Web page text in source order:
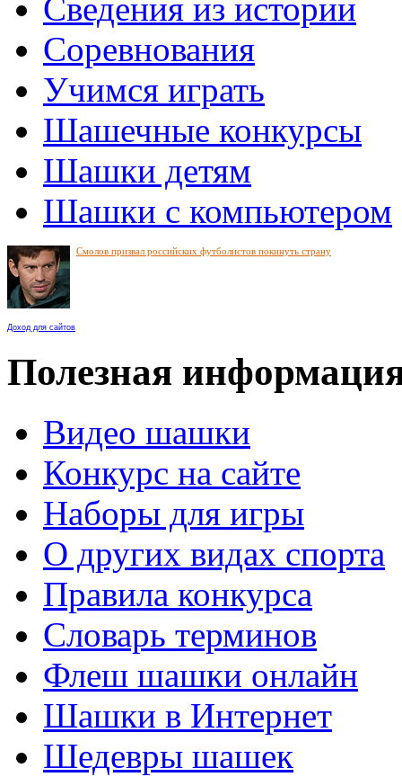
Сведения из истории
Соревнования
Учимся играть
Шашечные конкурсы
Шашки детям
Шашки с компьютером
Смолов призвал российских футболистов покинуть страну
Доход для сайтов
Полезная
Видео шашки
Конкурс на сайте
Наборы для игры
О других видах спорта
Правила конкурса
Словарь терминов
Флеш шашки онлайн
Шашки в Интернет
Шедевры шашек